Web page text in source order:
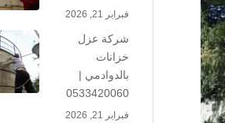
فبراير 21, 2026
شركة عزل
خزانات
بالدوادمي |
0533420060
فبراير 21, 2026